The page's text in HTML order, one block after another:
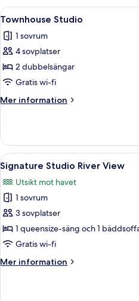
Studio
River
Öppna
alla
foton
för
Townhouse
Studio
18
Townhouse Studio
1 sovrum
4 sovplatser
2 dubbelsängar
Gratis wi-fi
Mer information
Mer
Studio
Öppna
alla
foton
för
Signature
Studio
River
16
Signature Studio River View
Utsikt mot havet
1 sovrum
3 sovplatser
1 queensize-säng och 1
Gratis wi-fi
Mer information
Mer